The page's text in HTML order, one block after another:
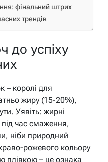
фінальний штрих
трендів
до успіху
– королі для
жиру (15-20%),
Уявіть: жирні
час смаження,
ніби природний
рожевого кольору
плівкою – це ознака